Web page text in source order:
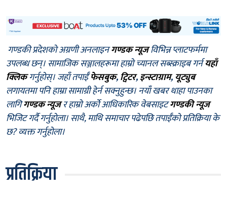
गण्डकी प्रदेशको अग्रणी अनलाइनगण्डक न्यूजविभिन्न प्लाटफर्ममा
उपलब्ध छन्। सामाजिक सञ्जालहरूमा हाम्रो च्यानल सब्स्क्राइब गर्नयहाँ
क्लिकगर्नुहोस्। जहाँ तपाईँफेसबुक,ट्विटर,इन्स्टाग्राम, यूट्युब
लगायतमा पनि हाम्रा सामाग्री हेर्न सक्नुहुन्छ। नयाँ खबर थाहा पाउनका
लागिगण्डक न्यूजर हाम्रो अर्को आधिकारिक वेबसाइटगण्डकी न्यूज
भिजिट गर्दै गर्नुहोला। साथै, माथि समाचार पढेपछि तपाईँको प्रतिक्रिया के
छ? व्यक्त गर्नुहोला।
प्रतिक्रिया